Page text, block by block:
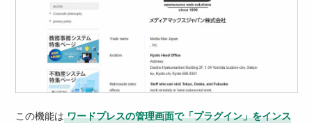
この機能は ワードプレスの管理画面で「プラグイン」をインス